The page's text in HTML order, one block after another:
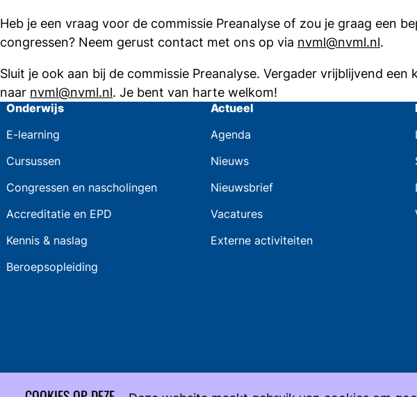
Heb je een vraag voor de commissie Preanalyse of zou je graag een
congressen? Neem gerust contact met ons op via nvml@nvml.nl.
Sluit je ook aan bij de commissie Preanalyse. Vergader vrijblijvend
naar nvml@nvml.nl. Je bent van harte welkom!
Onderwijs
E-learning
Cursussen
Congressen en nascholingen
Accreditatie en EPD
Kennis & naslag
Beroepsopleiding
Actueel
Agenda
Nieuws
Nieuwsbrief
Vacatures
Externe activiteiten